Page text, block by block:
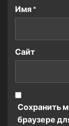
Имя*
Сайт
Сохранить
браузере